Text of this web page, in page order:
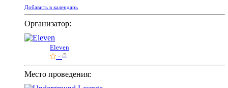
Добавить в календарь
Организатор:
Eleven
- /5
Место проведения: